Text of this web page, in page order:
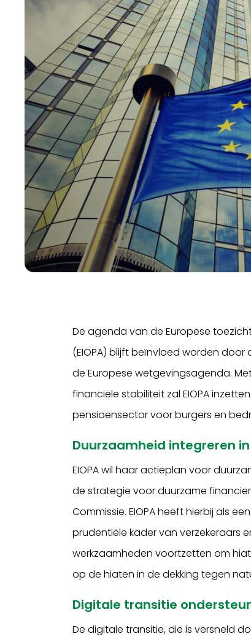
De agenda van de Europese
(EIOPA) blijft beïnvloed worden
de Europese wetgevingsagenda.
financiële stabiliteit zal EIOPA
pensioensector voor burgers en
Duurzaamheid integreren
EIOPA wil haar actieplan voor
de strategie voor duurzame
Commissie. EIOPA heeft hierbij als
prudentiële kader van verzekeraars
werkzaamheden voortzetten om
op de hiaten in de dekking tegen
Digitale transitie
De digitale transitie, die is versneld